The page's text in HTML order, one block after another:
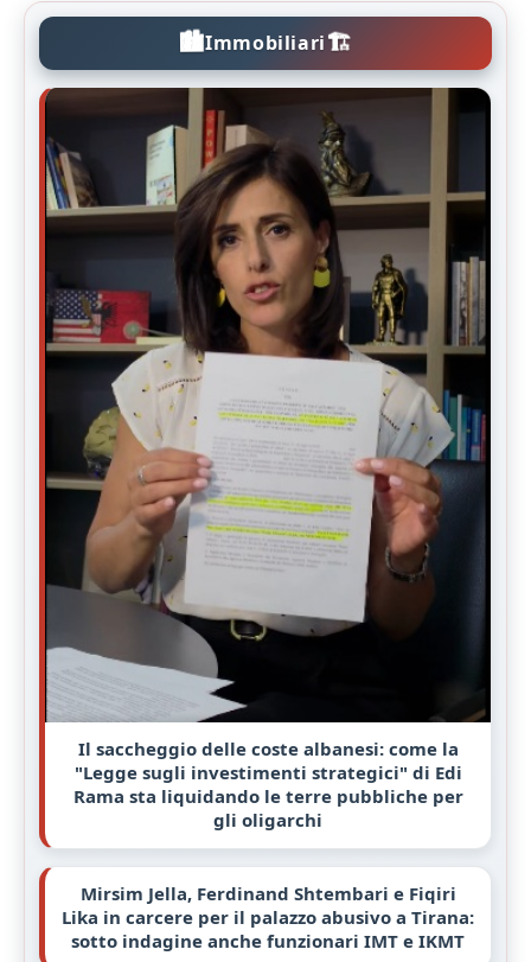
🏙️Immobiliari🏗️
Il saccheggio delle coste albanesi: come la
"Legge sugli investimenti strategici" di Edi
Rama sta liquidando le terre pubbliche per
gli oligarchi
Mirsim Jella, Ferdinand Shtembari e Fiqiri
Lika in carcere per il palazzo abusivo a Tirana:
sotto indagine anche funzionari IMT e IKMT